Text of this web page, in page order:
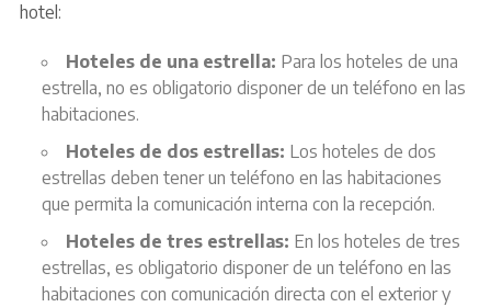
hotel:
Hoteles de una estrella: Para los hoteles de una
estrella, no es obligatorio disponer de un teléfono en las
habitaciones.
Hoteles de dos estrellas: Los hoteles de dos
estrellas deben tener un teléfono en las habitaciones
que permita la comunicación interna con la recepción.
Hoteles de tres estrellas: En los hoteles de tres
estrellas, es obligatorio disponer de un teléfono en las
habitaciones con comunicación directa con el exterior y